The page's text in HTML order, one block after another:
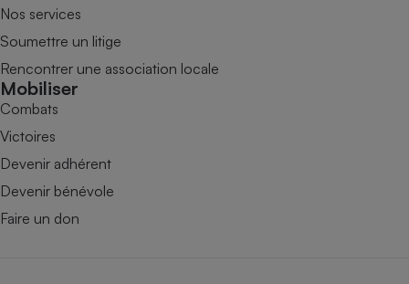
Nos services
Soumettre un litige
Rencontrer une association locale
Mobiliser
Combats
Victoires
Devenir adhérent
Devenir bénévole
Faire un don